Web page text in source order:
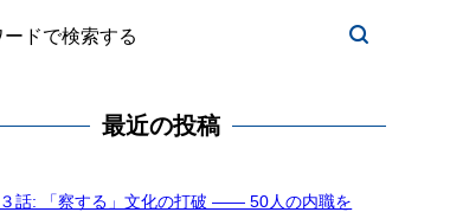
最近の投稿
話: 「察する」文化の打破 —— 50人の内職を